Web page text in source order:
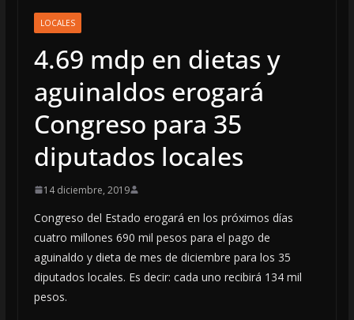
LOCALES
4.69 mdp en dietas y
aguinaldos erogará
Congreso para 35
diputados locales
14 diciembre, 2019
Congreso del Estado erogará en los próximos días
cuatro millones 690 mil pesos para el pago de
aguinaldo y dieta de mes de diciembre para los 35
diputados locales. Es decir: cada uno recibirá 134 mil
pesos.